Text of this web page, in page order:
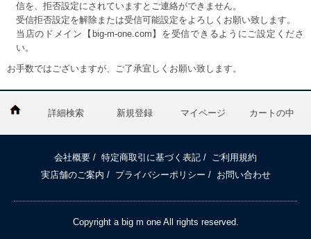
信を、拒否設定にされていますとご連絡ができません。
受信拒否設定を解除または受信可能設定をよろしくお願い致します。
当店のドメイン【big-m-one.com】を受信できるようにご設定くださ
い。
お手数ではございますが、ご了承宜しくお願い致します。
詳細検索 新規登録 マイページ カートの中
会社概要 / 特定商取引に基づく表記 / ご利用規約
実店舗のご案内 / プライバシーポリシー / お問い合わせ
Copyright a big m one All rights reserved.